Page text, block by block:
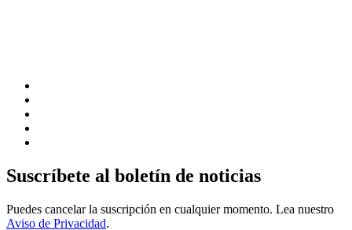
Suscríbete al boletín de noticias
Puedes cancelar la suscripción en cualquier momento. Lea nuestro
Aviso de Privacidad.